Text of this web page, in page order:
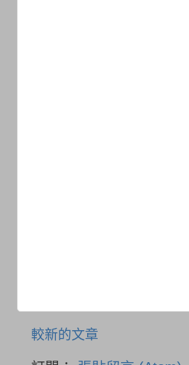
較新的文章